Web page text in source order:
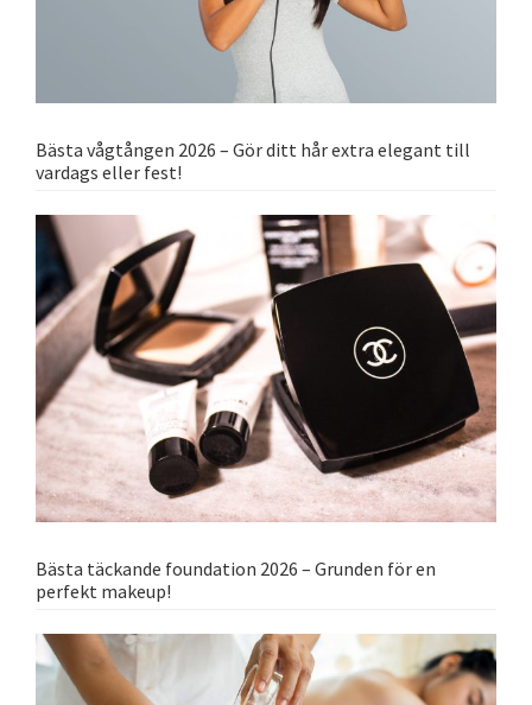
Bästa vågtången 2026 – Gör ditt hår extra elegant till
vardags eller fest!
Bästa täckande foundation 2026 – Grunden för en
perfekt makeup!